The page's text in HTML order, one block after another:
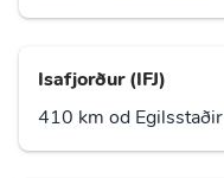
Isafjorður (IFJ)
410 km od Egilsstaðir